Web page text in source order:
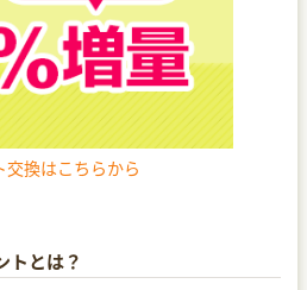
交換はこちらから
トとは？